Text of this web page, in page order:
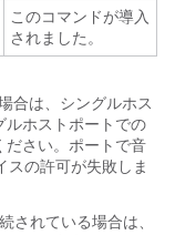
このコマンドが導入
されました。
合は、シングルホス
ルホストポートでの
ださい。ポートで音
スの許可が失敗しま
されている場合は、